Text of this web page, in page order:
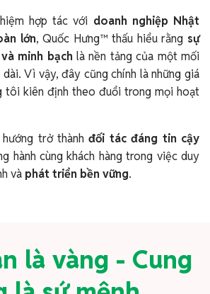
hợp tác với doanh nghiệp Nhật
lớn, Quốc Hưng™ thấu hiểu rằng sự
minh bạch là nền tảng của một mối
Vì vậy, đây cũng chính là những giá
tôi kiên định theo đuổi trong mọi hoạt
hướng trở thànhđối tác đáng tin cậy
hành cùng khách hàng trong việc duy
và phát triển bền vững.
là vàng - Cung